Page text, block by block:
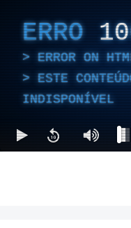
ERRO
ERROR ON
ESTE
INDISPONÍVEL